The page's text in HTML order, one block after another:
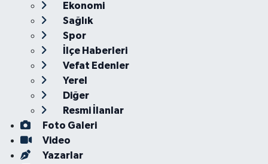
Ekonomi
Sağlık
Spor
İlçe Haberleri
Vefat Edenler
Yerel
Diğer
Resmi İlanlar
Foto Galeri
Video
Yazarlar